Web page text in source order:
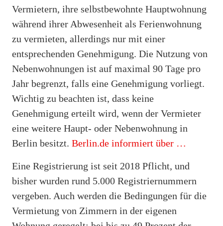
Vermietern, ihre selbstbewohnte Hauptwohnung
während ihrer Abwesenheit als Ferienwohnung
zu vermieten, allerdings nur mit einer
entsprechenden Genehmigung. Die Nutzung von
Nebenwohnungen ist auf maximal 90 Tage pro
Jahr begrenzt, falls eine Genehmigung vorliegt.
Wichtig zu beachten ist, dass keine
Genehmigung erteilt wird, wenn der Vermieter
eine weitere Haupt- oder Nebenwohnung in
Berlin besitzt. Berlin.de informiert über …
Eine Registrierung ist seit 2018 Pflicht, und
bisher wurden rund 5.000 Registriernummern
vergeben. Auch werden die Bedingungen für die
Vermietung von Zimmern in der eigenen